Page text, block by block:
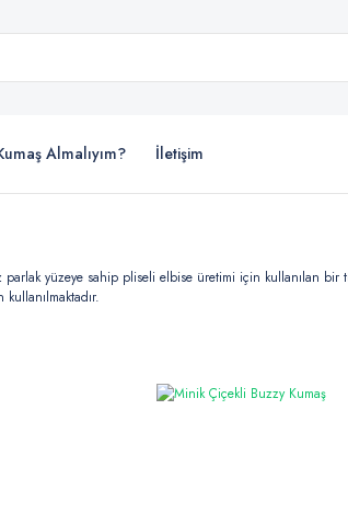
Almalıyım? İletişim
yüzeye sahip pliseli elbise üretimi için kullanılan bir